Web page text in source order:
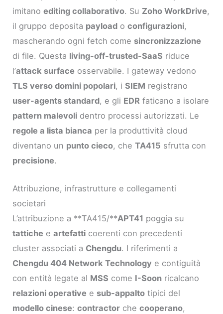
imitanoediting collaborativo. Su Zoho WorkDrive,
il gruppo deposita payload oconfigurazioni,
mascherando ogni fetch come sincronizzazione
di file. Questa living-off-trusted-SaaS riduce
l’attack surface osservabile. I gateway vedono
TLS verso domini popolari, iSIEM registrano
user-agents standard, e gli EDR faticano a isolare
pattern malevoli dentro processi autorizzati. Le
regole a lista bianca per la produttività cloud
diventano un punto cieco, cheTA415 sfrutta con
precisione.
Attribuzione, infrastrutture e collegamenti
societari
L’attribuzione a **TA415/**APT41 poggia su
tattiche eartefatti coerenti con precedenti
cluster associati a Chengdu. I riferimenti a
Chengdu 404 Network Technology e contiguità
con entità legate al MSS come I-Soon ricalcano
relazioni operative e sub-appalto tipici del
modello cinese:contractor checooperano,